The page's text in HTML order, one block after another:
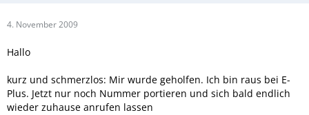
4. November 2009
Hallo
kurz und schmerzlos: Mir wurde geholfen. Ich bin raus bei E-
Plus. Jetzt nur noch Nummer portieren und sich bald endlich
wieder zuhause anrufen lassen